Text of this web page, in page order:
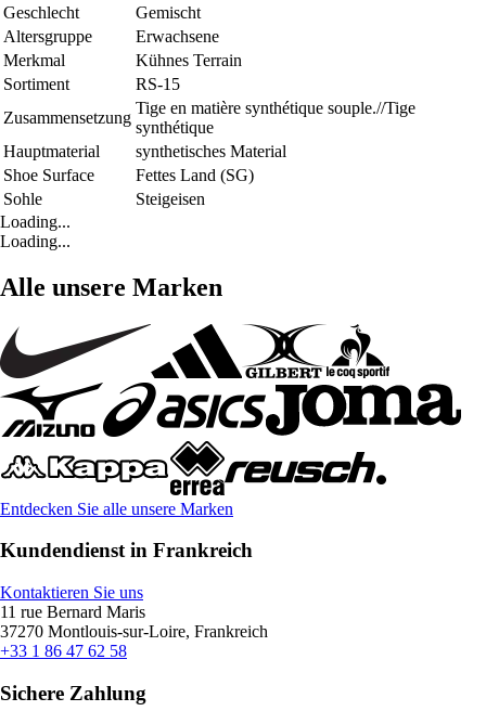
Geschlecht
Gemischt
Altersgruppe
Erwachsene
Merkmal
Kühnes Terrain
Sortiment
RS-15
Zusammensetzung
Tige en matière synthétique souple.//Tige
synthétique
Hauptmaterial
synthetisches Material
Shoe Surface
Fettes Land (SG)
Sohle
Steigeisen
Loading...
Loading...
Alle unsere Marken
Entdecken Sie alle unsere Marken
Kundendienst in Frankreich
Kontaktieren Sie uns
11 rue Bernard Maris
37270 Montlouis-sur-Loire, Frankreich
+33 1 86 47 62 58
Sichere Zahlung